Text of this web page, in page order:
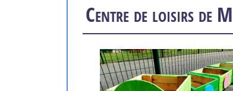
Centre de loisirs de